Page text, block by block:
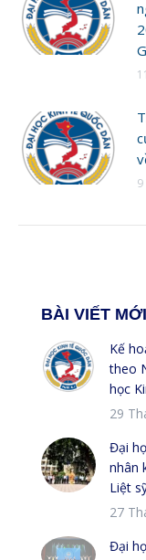
BÀI VIẾT MỚI
Kế
theo
học
29
Đại
nhân
Liệt
27
Đại